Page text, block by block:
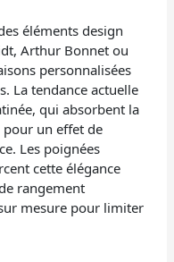
éléments design
Arthur Bonnet ou
personnalisées
La tendance actuelle
qui absorbent la
un effet de
Les poignées
cette élégance
rangement
mesure pour limiter